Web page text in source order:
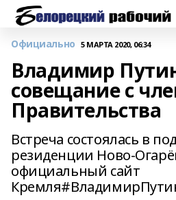
Официально 5 МАРТА 2020, 06:34
Владимир
совещание с
Правительства
Встреча состоялась в
резиденции Ново-
официальный сайт